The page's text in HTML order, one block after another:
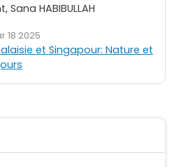
HABIBULLAH
18 2025
et Singapour: Nature et